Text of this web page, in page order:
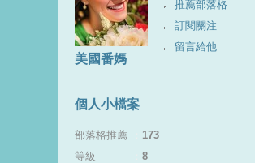
推薦部落格
訂閱關注
留言給他
美國番媽
個人小檔案
部落格推薦
173
等級
8